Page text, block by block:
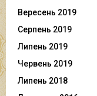
Вересень 2019
Серпень 2019
Липень 2019
Червень 2019
Липень 2018